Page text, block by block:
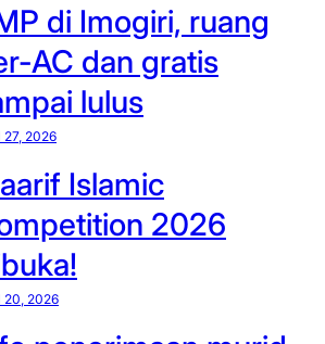
di Imogiri, ruang
AC dan gratis
lulus
27, 2026
Islamic
2026
20, 2026